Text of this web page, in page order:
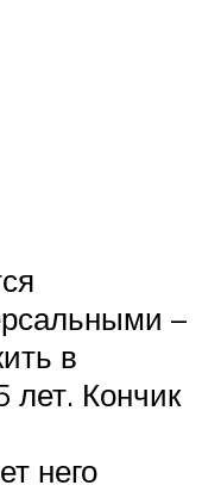
–
в
Кончик
него